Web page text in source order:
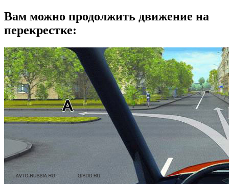
Вам можно продолжить движение на
перекрестке: